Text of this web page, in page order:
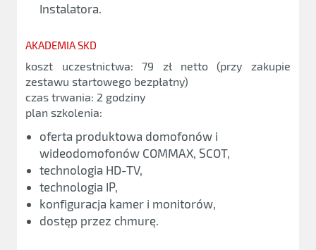
Instalatora.
AKADEMIA SKD
koszt uczestnictwa: 79 zł netto (przy zakupie
zestawu startowego bezpłatny)
czas trwania: 2 godziny
plan szkolenia:
oferta produktowa domofonów i
wideodomofonów COMMAX, SCOT,
technologia HD-TV,
technologia IP,
konfiguracja kamer i monitorów,
dostęp przez chmurę.